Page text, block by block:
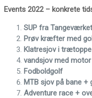
Events 2022 – konkrete
SUP fra
Prøv kræfter med
Klatresjov i
vandsjov med
Fodboldgolf
MTB sjov på bane +
Adventure race +